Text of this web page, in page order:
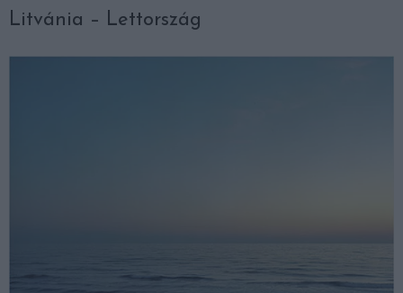
Litvánia – Lettország